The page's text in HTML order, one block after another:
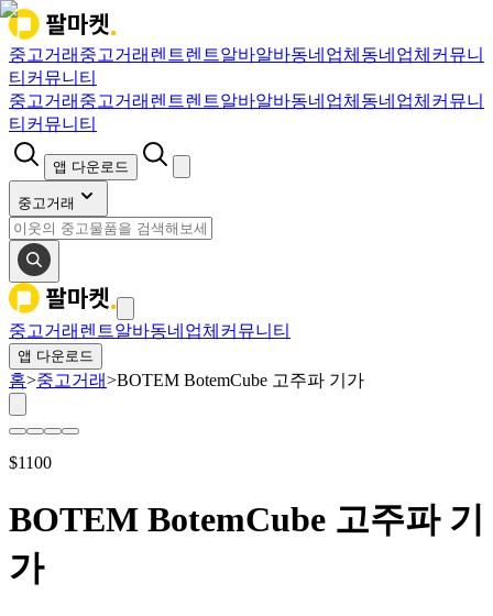
중고거래 중고거래 렌트렌트알바알바동네업체 동네업체 커뮤니
티 커뮤니티
중고거래 중고거래 렌트렌트알바알바동네업체 동네업체 커뮤니
티 커뮤니티
앱 다운로드
중고거래
중고거래 렌트알바동네업체 커뮤니티
앱 다운로드
홈>중고거래>BOTEM BotemCube 고주파 기가
$1100
BOTEM BotemCube 고주파 기
가